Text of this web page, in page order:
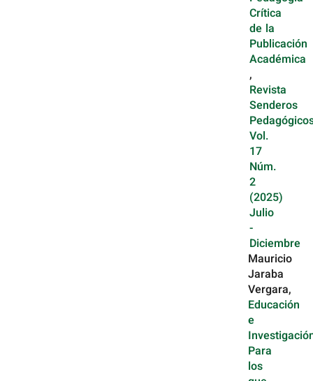
Crítica
de la
Publicación
Académica
,
Revista
Senderos
Vol.
17
Núm.
2
(2025)
Julio
-
Diciembre
Mauricio
Jaraba
Vergara,
Educación
e
Para
los